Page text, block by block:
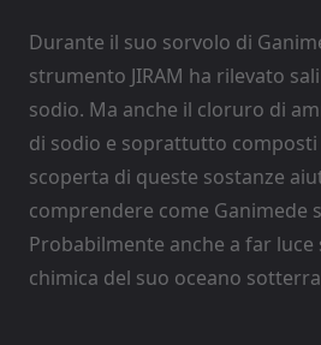
Durante il suo sorvolo di
strumento JIRAM ha rilevato
sodio. Ma anche il cloruro di
di sodio e soprattutto composti
scoperta di queste sostanze
comprendere come Ganimede
Probabilmente anche a far
chimica del suo oceano